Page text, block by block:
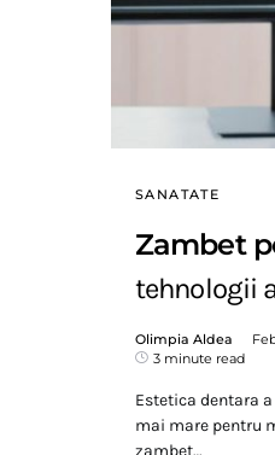
SANATATE
Zambet
tehnologii
Olimpia Aldea
3 minute read
Estetica dentara
mai mare pentru
zambet…